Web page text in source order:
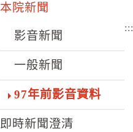
本院新聞
影音新聞
一般新聞
97年前影音資料
即時新聞澄清
:::